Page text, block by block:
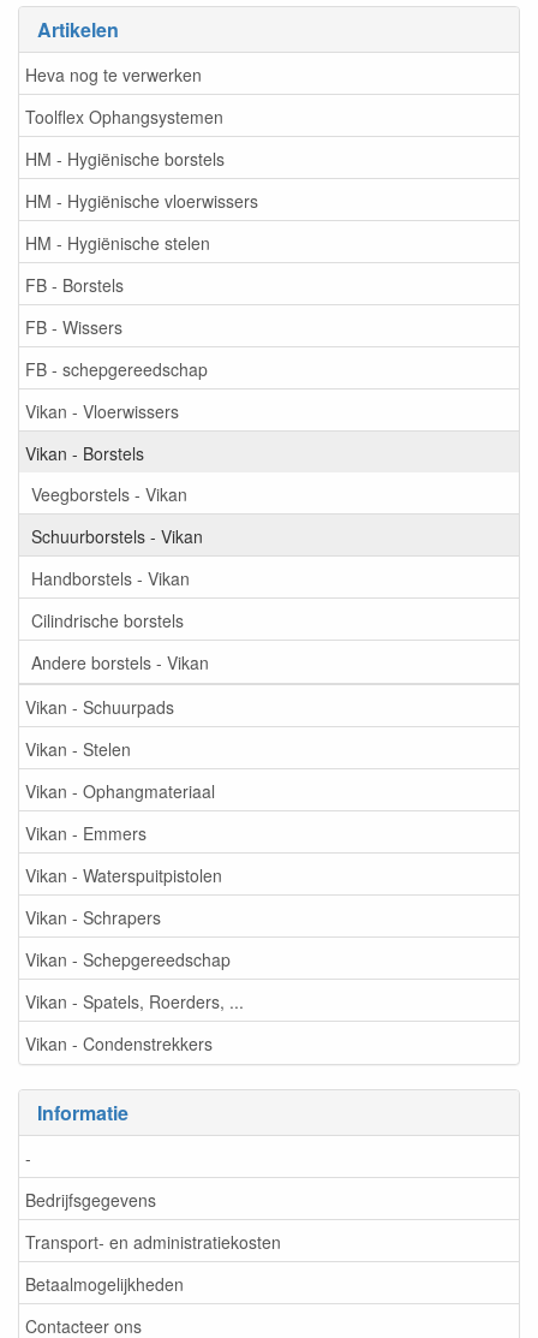
Artikelen
Heva nog te verwerken
Toolflex Ophangsystemen
HM - Hygiënische borstels
HM - Hygiënische vloerwissers
HM - Hygiënische stelen
FB - Borstels
FB - Wissers
FB - schepgereedschap
Vikan - Vloerwissers
Vikan - Borstels
Veegborstels - Vikan
Schuurborstels - Vikan
Handborstels - Vikan
Cilindrische borstels
Andere borstels - Vikan
Vikan - Schuurpads
Vikan - Stelen
Vikan - Ophangmateriaal
Vikan - Emmers
Vikan - Waterspuitpistolen
Vikan - Schrapers
Vikan - Schepgereedschap
Vikan - Spatels, Roerders, ...
Vikan - Condenstrekkers
Informatie
-
Bedrijfsgegevens
Transport- en administratiekosten
Betaalmogelijkheden
Contacteer ons